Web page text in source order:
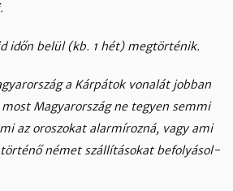
időn be­lül (kb. 1 hét) meg­tör­té­nik.
a Kár­pá­tok vo­na­lát job­ban
Ma­gyaror­szág ne te­gyen sem­mi
az oro­szo­kat alar­mí­roz­ná, vagy ami
tör­té­nő né­met szál­lí­tá­so­kat be­fo­lyá­sol­